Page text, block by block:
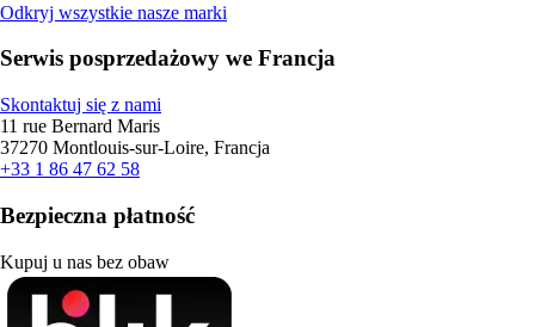
Odkryj wszystkie nasze marki
Serwis posprzedażowy we Francja
Skontaktuj się z nami
11 rue Bernard Maris
37270 Montlouis-sur-Loire, Francja
+33 1 86 47 62 58
Bezpieczna płatność
Kupuj u nas bez obaw